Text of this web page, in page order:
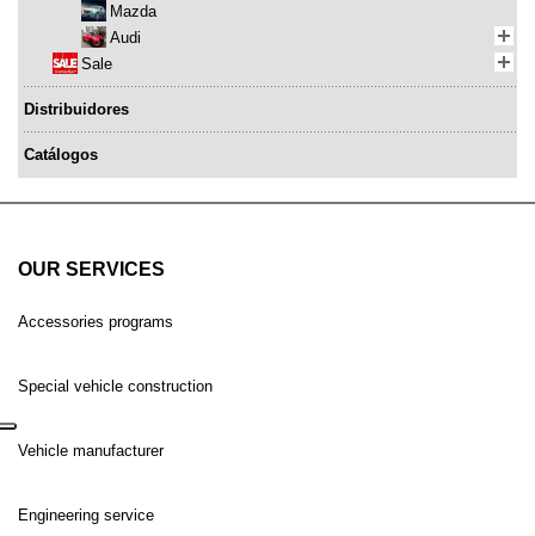
Mazda
Audi
Sale
Distribuidores
Catálogos
OUR SERVICES
Accessories programs
Special vehicle construction
Vehicle manufacturer
Engineering service